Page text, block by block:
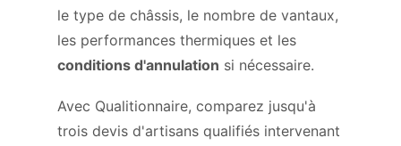
le type de châssis, le nombre de vantaux,
les performances thermiques et les
conditions d'annulation si nécessaire.
Avec Qualitionnaire, comparez jusqu'à
trois devis d'artisans qualifiés intervenant